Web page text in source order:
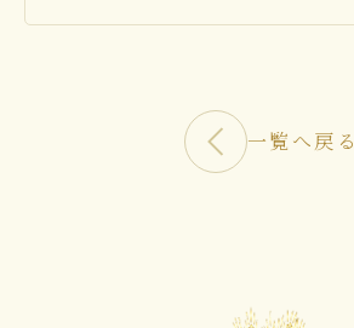
一覧へ戻る